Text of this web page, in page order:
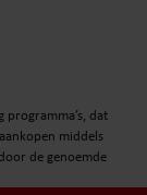
dat
middels
de genoemde